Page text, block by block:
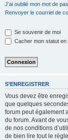
J’ai oublié mon mot de
Renvoyer le courriel de
Se souvenir de moi
Cacher mon statut
S’ENREGISTRER
Vous devez être
que quelques
forum peut également
du forum. Avant de
de nos conditions
de bien lire tout le